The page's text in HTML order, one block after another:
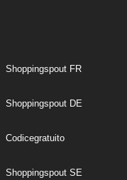
Shoppingspout FR
Shoppingspout DE
Codicegratuito
Shoppingspout SE